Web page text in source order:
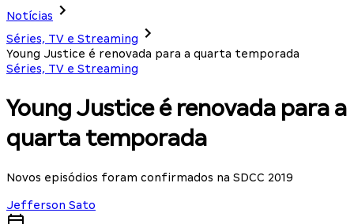
Notícias
Séries, TV e Streaming
Young Justice é renovada para a quarta temporada
Séries, TV e Streaming
Young Justice é renovada para a
quarta temporada
Novos episódios foram confirmados na SDCC 2019
Jefferson Sato